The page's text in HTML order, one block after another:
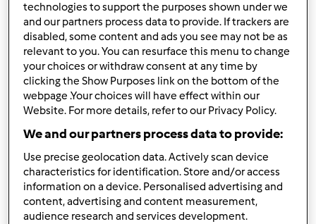
66 49 Fácil 1 6min
4.9 (36)
Oficialmente testada
Néctar de manga
laranja
porEquipa Bimby
38 23 Fácil 1 7min
technologies to support the purposes shown under we
and our partners process data to provide. If trackers are
disabled, some content and ads you see may not be as
relevant to you. You can resurface this menu to change
your choices or withdraw consent at any time by
clicking the Show Purposes link on the bottom of the
webpage .Your choices will have effect within our
Website. For more details, refer to our Privacy Policy.
We and our partners process data to provide:
Use precise geolocation data. Actively scan device
characteristics for identification. Store and/or access
information on a device. Personalised advertising and
content, advertising and content measurement,
audience research and services development.